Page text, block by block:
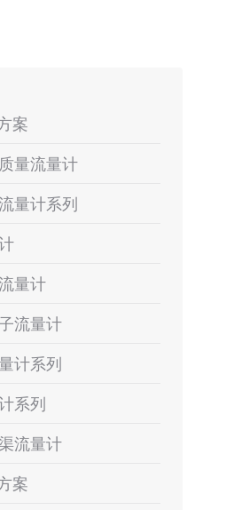
案
量流量计
量计系列
量计
流量计
计系列
系列
流量计
案